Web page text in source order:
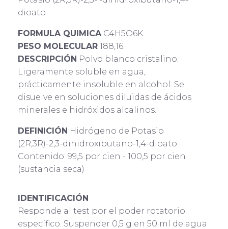
dioato
FORMULA QUIMICAC4H5O6K
PESO MOLECULAR 188,16
DESCRIPCIÓN Polvo blanco cristalino.
Ligeramente soluble en agua,
prácticamente insoluble en alcohol. Se
disuelve en soluciones diluidas de ácidos
minerales e hidróxidos alcalinos.
DEFINICIÓN Hidrógeno de Potasio
(2R,3R)-2,3-dihidroxibutano-1,4-dioato.
Contenido: 99,5 por cien - 100,5 por cien
(sustancia seca)
IDENTIFICACIÓN
Responde al test por el poder rotatorio
específico. Suspender 0,5 g en 50 ml de agua